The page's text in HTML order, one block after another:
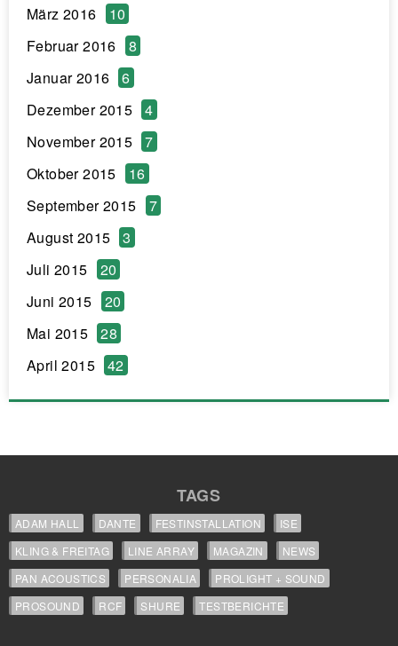
März 2016
10
Februar 2016
8
Januar 2016
6
Dezember 2015
4
November 2015
7
Oktober 2015
16
September 2015
7
August 2015
3
Juli 2015
20
Juni 2015
20
Mai 2015
28
April 2015
42
TAGS
ADAM HALL DANTE FESTINSTALLATION
ISE
KLING & FREITAG
LINE ARRAY MAGAZIN
NEWS
PAN ACOUSTICS
PERSONALIA
PROLIGHT + SOUND
PROSOUND
RCF SHURE TESTBERICHTE